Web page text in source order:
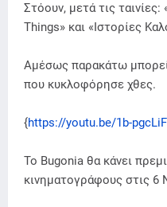
Στόουν, μετά τις
Things» και «Ιστορίες
Αμέσως παρακάτω
που κυκλοφόρησε χθες.
{https://youtu.be/1b-
Το Bugonia θα κάνει
κινηματογράφους στις 6